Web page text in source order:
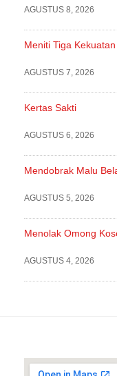
AGUSTUS 8, 2026
Meniti Tiga
AGUSTUS 7, 2026
Kertas Sakti
AGUSTUS 6, 2026
Mendobrak Malu
AGUSTUS 5, 2026
Menolak Omong
AGUSTUS 4, 2026